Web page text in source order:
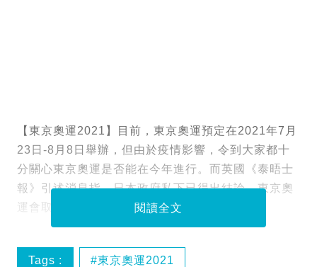
【東京奧運2021】目前，東京奧運預定在2021年7月
23日-8月8日舉辦，但由於疫情影響，令到大家都十
分關心東京奧運是否能在今年進行。而英國《泰晤士
報》引述消息指，日本政府私下已得出結論，東京奧
運會取消。
閱讀全文
Tags : 東京奧運2021